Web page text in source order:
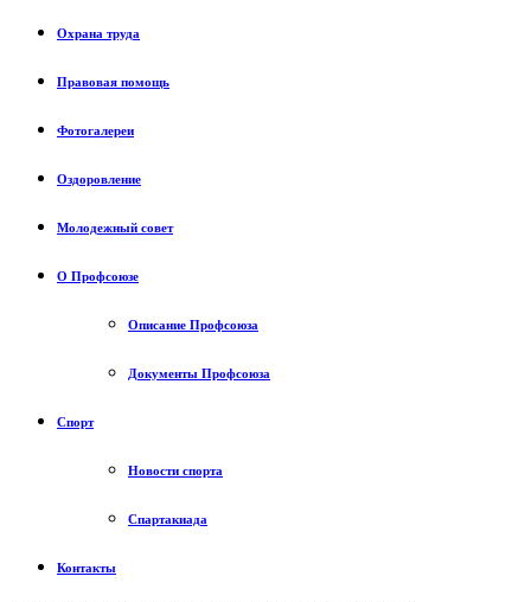
Охрана труда
Правовая помощь
Фотогалереи
Оздоровление
Молодежный совет
О Профсоюзе
Описание Профсоюза
Документы Профсоюза
Спорт
Новости спорта
Спартакиада
Контакты